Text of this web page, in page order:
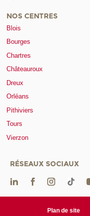
NOS CENTRES
Blois
Bourges
Chartres
Châteauroux
Dreux
Orléans
Pithiviers
Tours
Vierzon
RÉSEAUX SOCIAUX
Plan de site